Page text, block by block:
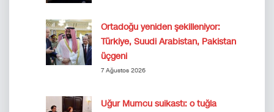
Ortadoğu yeniden şekilleniyor:
Türkiye, Suudi Arabistan, Pakistan
üçgeni
7 Ağustos 2026
Uğur Mumcu suikastı: o tuğla